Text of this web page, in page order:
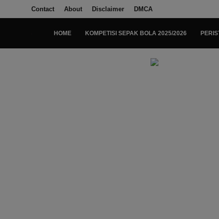
Contact About Disclaimer DMCA
HOME KOMPETISI SEPAK BOLA 2025/2026